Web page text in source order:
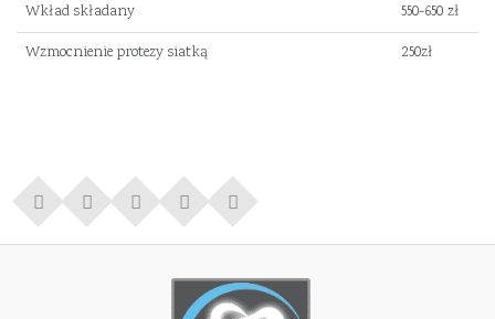
Wkład składany
550-650 zł
Wzmocnienie protezy siatką
250zł